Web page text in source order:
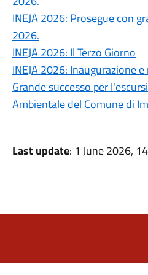
INEJA 2026: Prosegue con
2026.
INEJA 2026: Il Terzo Giorno
INEJA 2026: Inaugurazione
Grande successo per
Ambientale del Comune di
Last update: 1 June 2026,